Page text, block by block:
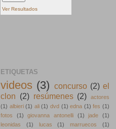
Ver Resultados
ETIQUETAS
videos (3) concurso (2) el
clon (2) resúmenes (2)
actores
(1) albieri (1) ali (1) dvd (1) edna (1) fes (1)
fotos
(1) giovanna antonelli (1) jade
(1)
leonidas
(1) lucas (1) marruecos (1)